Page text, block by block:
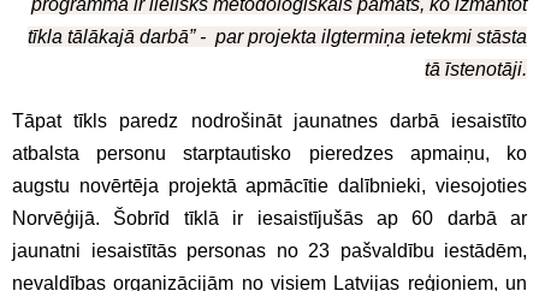
tīkla tālākajā darbā” - par projekta ilgtermiņa ietekmi stāsta
tā īstenotāji.
Tāpat tīkls paredz nodrošināt jaunatnes darbā iesaistīto
atbalsta personu starptautisko pieredzes apmaiņu, ko
augstu novērtēja projektā apmācītie dalībnieki, viesojoties
Norvēģijā. Šobrīd tīklā ir iesaistījušās ap 60 darbā ar
jaunatni iesaistītās personas no 23 pašvaldību iestādēm,
nevaldības organizācijām no visiem Latvijas reģioniem, un